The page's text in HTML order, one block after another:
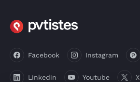
Facebook Instagram
Linkedin Youtube X